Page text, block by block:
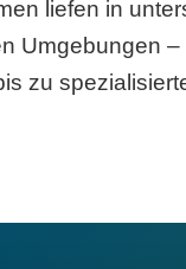
liefen in
Umgebungen
zu